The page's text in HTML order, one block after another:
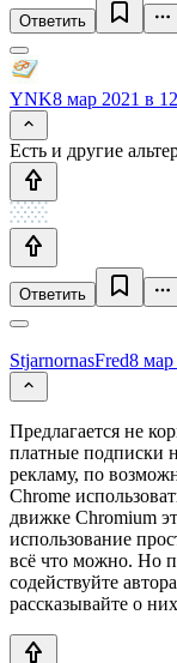
Ответить
YNK8 мар 2021 в
Есть и другие
Ответить
StjarnornasFred8 мар
Предлагается не
платные подписки
рекламу, по
Chrome
движке Chromium
использование
всё что можно. Но
содействуйте
рассказывайте о